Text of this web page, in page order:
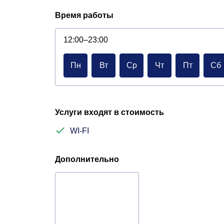
Время работы
12:00–23:00
Пн Вт Ср Чт Пт Сб
Услуги входят в стоимость
WI-FI
Дополнительно